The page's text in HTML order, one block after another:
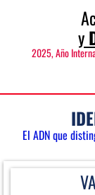
y
2025, Año
El ADN que